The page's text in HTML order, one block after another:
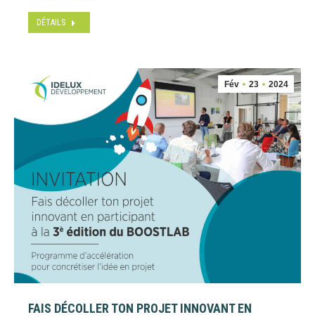
DÉTAILS
Fév 23 2024
FAIS DÉCOLLER TON PROJET INNOVANT EN